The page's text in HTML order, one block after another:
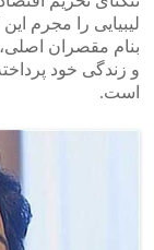
لیبیایی را مجرم
بنام مقصران
و زندگی خود
است.